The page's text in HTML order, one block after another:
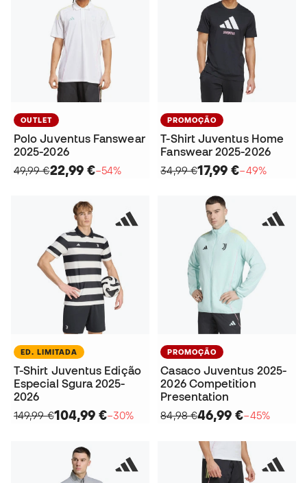
OUTLET
Polo Juventus Fanswear
2025-2026
49,99 €22,99 €−54%
PROMOÇÃO
T-Shirt Juventus Home
Fanswear 2025-2026
34,99 €17,99 €−49%
ED. LIMITADA
T-Shirt Juventus Edição
Especial Sgura 2025-
2026
149,99 €104,99 €−30%
PROMOÇÃO
Casaco Juventus 2025-
2026 Competition
Presentation
84,98 €46,99 €−45%